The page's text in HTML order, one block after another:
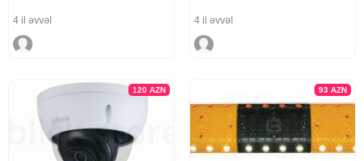
4 il əvvəl 4 il əvvəl
120AZN 93 AZN